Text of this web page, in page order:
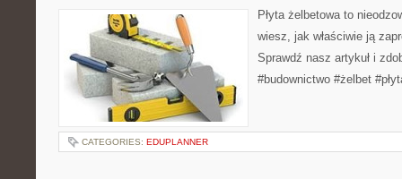
Płyta żelbetowa to
wiesz, jak właściwie ją
Sprawdź nasz artykuł i
#budownictwo #żelbet
CATEGORIES: EDUPLANNER